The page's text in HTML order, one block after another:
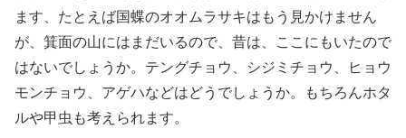
ます、たとえば国蝶のオオムラサキはもう見かけません
が、箕面の山にはまだいるので、昔は、ここにもいたので
はないでしょうか。テングチョウ、シジミチョウ、ヒョウ
モンチョウ、アゲハなどはどうでしょうか。もちろんホタ
ルや甲虫も考えられます。